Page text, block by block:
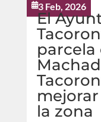
3 Feb, 2026
El
parcela
la zona